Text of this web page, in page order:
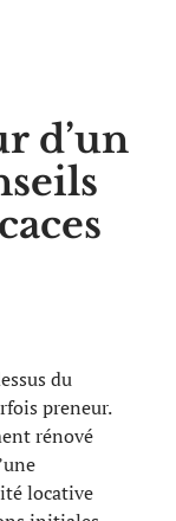
d’un
du
preneur.
rénové
locative